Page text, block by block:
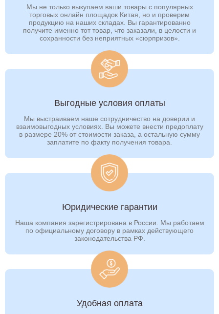
Мы не только выкупаем ваши товары с популярных
торговых онлайн площадок Китая, но и проверим
продукцию на наших складах. Вы гарантированно
получите именно тот товар, что заказали, в целости и
сохранности без неприятных «сюрпризов».
Выгодные условия оплаты
Мы выстраиваем наше сотрудничество на доверии и
взаимовыгодных условиях. Вы можете внести предоплату
в размере 20% от стоимости заказа, а остальную сумму
заплатите по факту получения товара.
Юридические гарантии
Наша компания зарегистрирована в России. Мы работаем
по официальному договору в рамках действующего
законодательства РФ.
Удобная оплата
Смоленск Сочи
Ставрополь Старый Оскол
Стерлитамак Сургут
Сызрань Сыктывкар
Тамбов
Томск
Тула Тюмень
Ульяновск
Уссурийск Уфа
Хабаровск Ханты-Мансийск
Чебоксары
Череповец
Черкесск Чита
Южно-Сахалинск
Ярославль